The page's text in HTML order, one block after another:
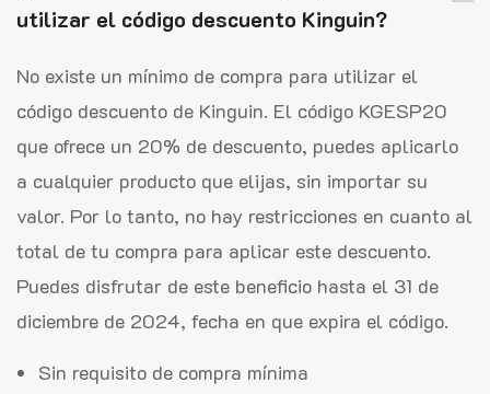
utilizar el código descuento Kinguin?
No existe un mínimo de compra para utilizar el
código descuento de Kinguin. El código KGESP20
que ofrece un 20% de descuento, puedes aplicarlo
a cualquier producto que elijas, sin importar su
valor. Por lo tanto, no hay restricciones en cuanto al
total de tu compra para aplicar este descuento.
Puedes disfrutar de este beneficio hasta el 31 de
diciembre de 2024, fecha en que expira el código.
Sin requisito de compra mínima